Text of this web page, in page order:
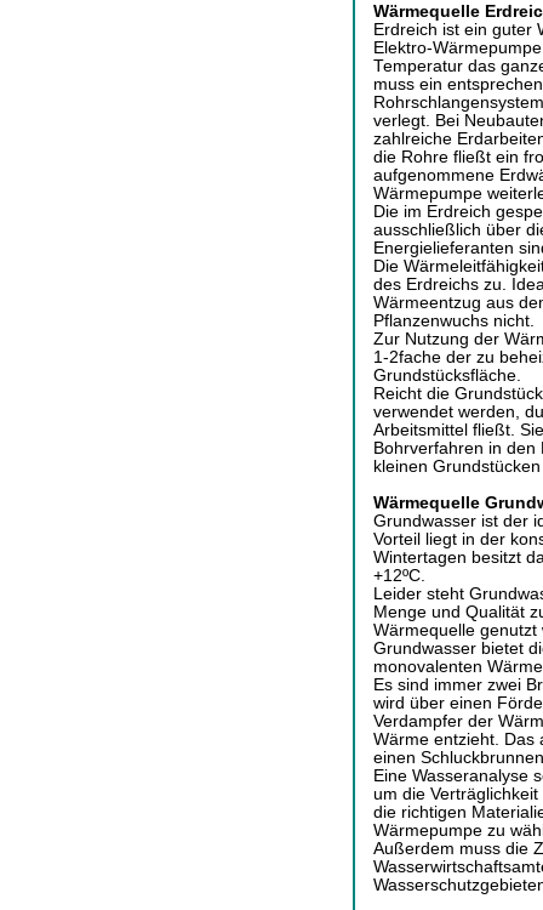
Wärmequelle
Erdreich ist ein guter
Elektro-
Temperatur das
muss ein
verlegt. Bei
zahlreiche
die Rohre fließt ein
aufgenommene
Wärmepumpe
Die im Erdreich
ausschließlich über
Energielieferanten
Die
des Erdreichs zu.
Wärmeentzug aus
Pflanzenwuchs nicht.
Zur Nutzung der
1-2fache der zu
Grundstücksfläche.
Reicht die
verwendet werden,
Arbeitsmittel fließt.
Bohrverfahren in den
kleinen
Wärmequelle
Grundwasser ist der
Vorteil liegt in der
Wintertagen besitzt
+12ºC.
Leider steht
Menge und Qualität
Wärmequelle
Grundwasser bietet
monovalenten
Es sind immer zwei
wird über einen
Verdampfer der
Wärme entzieht. Das
einen
Eine Wasseranalyse
um die
die richtigen
Wärmepumpe zu
Außerdem muss die